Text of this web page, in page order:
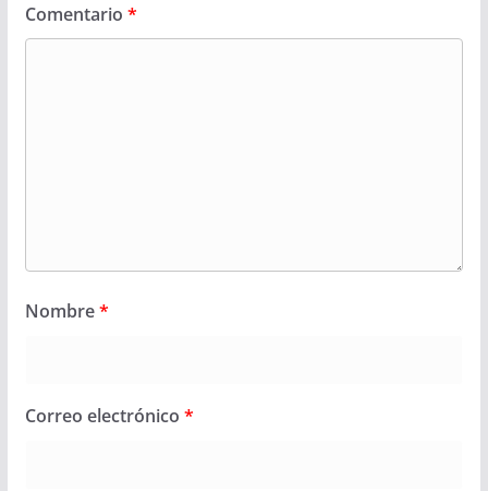
Comentario *
Nombre*
Correo electrónico *